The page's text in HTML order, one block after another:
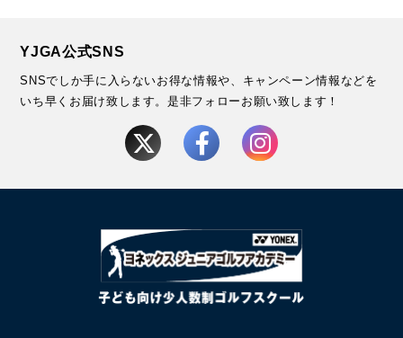
YJGA公式SNS
SNSでしか手に入らないお得な情報や、キャンペーン情報などを
いち早くお届け致します。是非フォローお願い致します！